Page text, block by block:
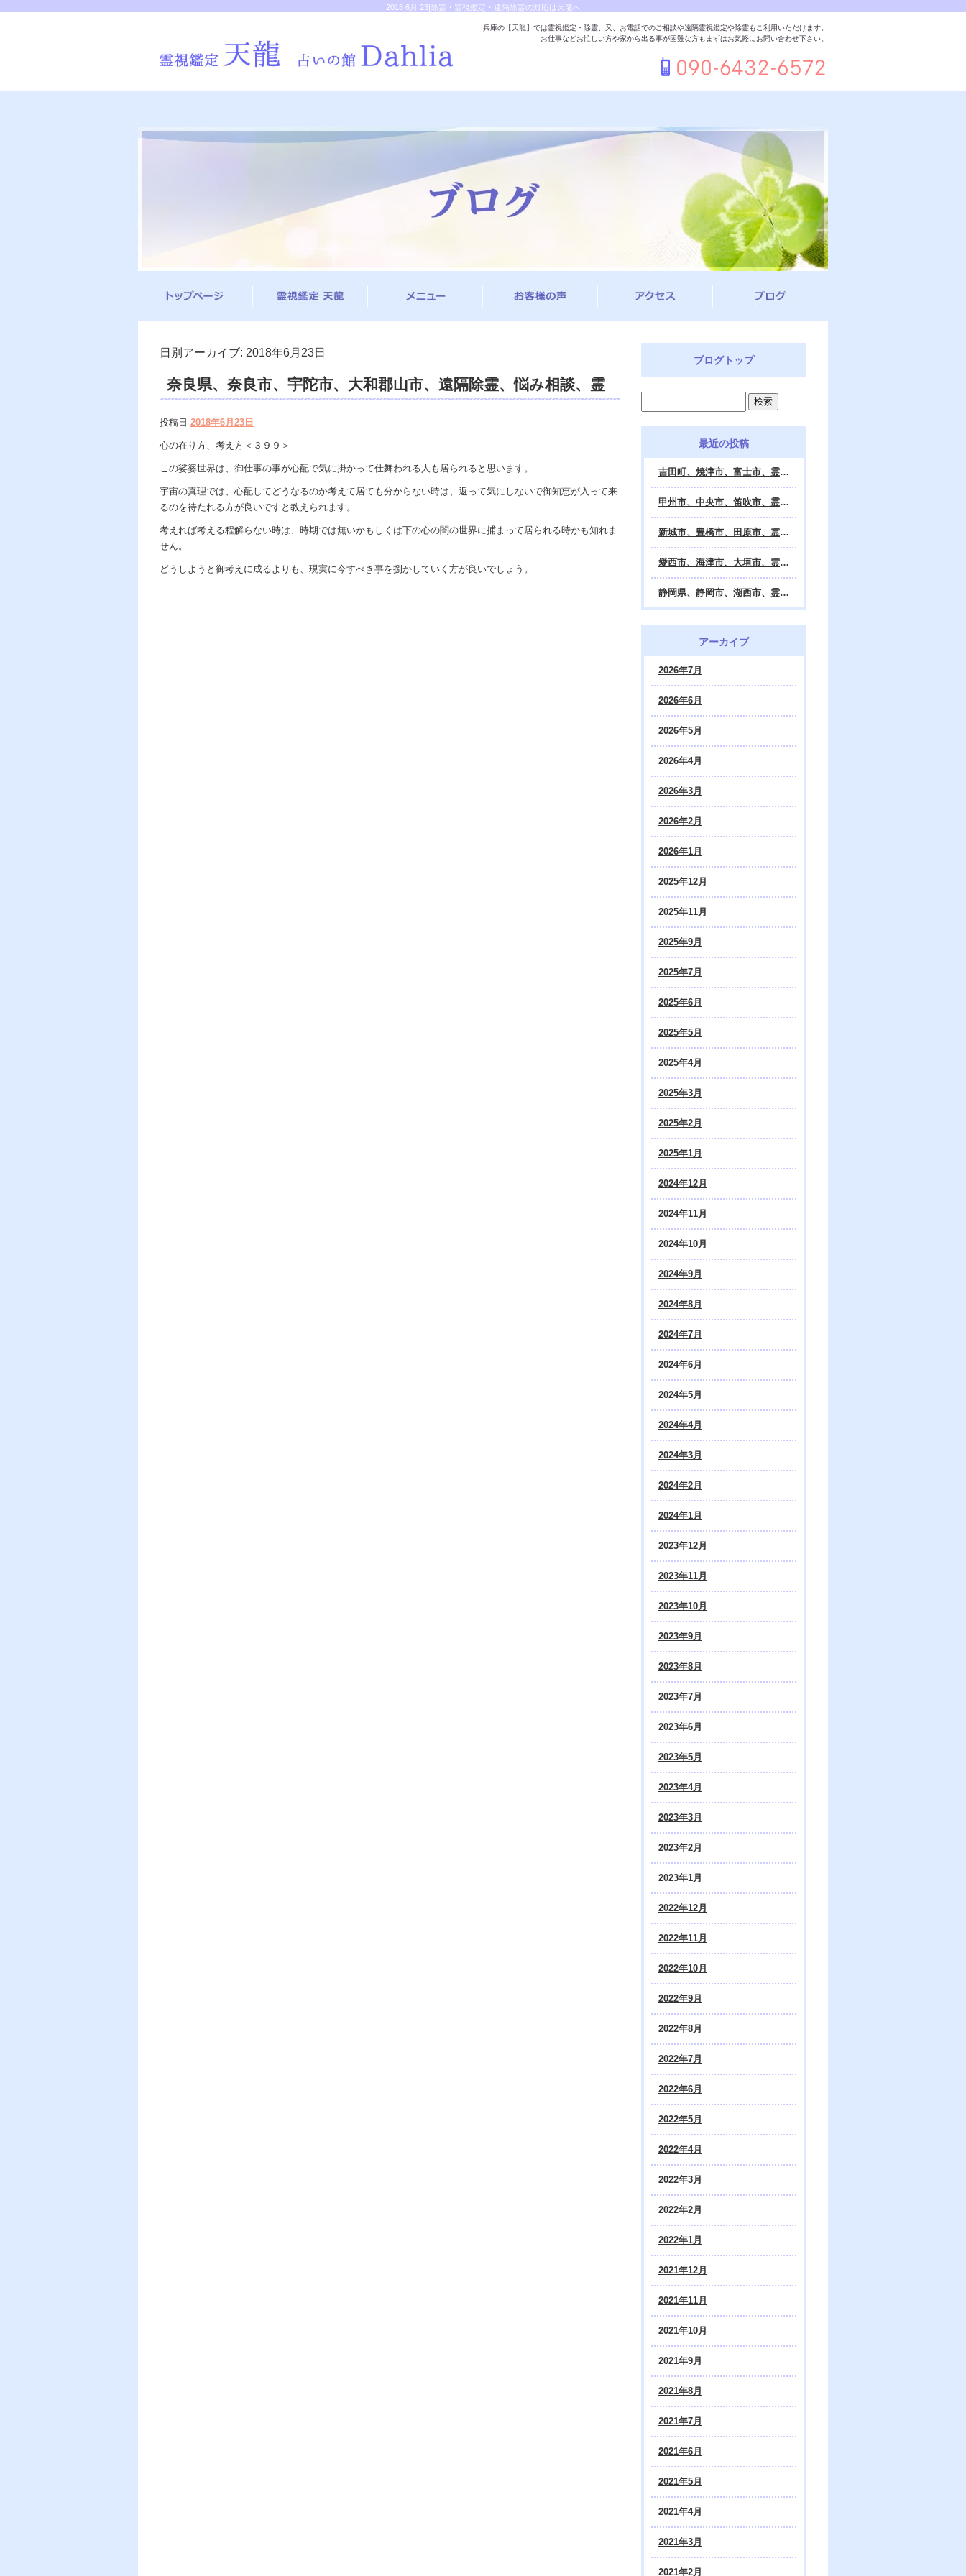
2018 6月 23|除霊・霊視鑑定・遠隔除霊の対応は天龍へ
兵庫の【天龍】では霊視鑑定・除霊、又、お電話でのご相談や遠隔霊視鑑定や除霊もご利用いただけます。
お仕事などお忙しい方や家から出る事が困難な方もまずはお気軽にお問い合わせ下さい。
日別アーカイブ: 2018年6月23日
奈良県、奈良市、宇陀市、大和郡山市、遠隔除霊、悩み相談、霊
投稿日 2018年6月23日
心の在り方、考え方＜３９９＞
この娑婆世界は、御仕事の事が心配で気に掛かって仕舞われる人も居られると思います。
宇宙の真理では、心配してどうなるのか考えて居ても分からない時は、返って気にしないで御知恵が入って来
るのを待たれる方が良いですと教えられます。
考えれば考える程解らない時は、時期では無いかもしくは下の心の闇の世界に捕まって居られる時かも知れま
せん。
どうしようと御考えに成るよりも、現実に今すべき事を捌かしていく方が良いでしょう。
ブログトップ
最近の投稿
吉田町、焼津市、富士市、霊視鑑定 天龍・占いの館 Dahlia、対面・電話・オンライン鑑定、除霊、霊視鑑定、遠隔 除霊 口コミ、浄霊、交霊、祈祷、御祓い、四柱推命、姓名判断・九星気学・易・タロット・手相・数秘術・動物占い・姓名学・命運鑑定、開運、不安・苦痛・恐怖、悩み相談、スピリチュアルカウンセラー、ヒーリング、霊気治療、霊能力者、霊媒師、天龍知裕著、幸せを求めて、天の神様 VS 地獄の神様、宇宙の真理で未来は希望の光、この世で天国 あの世で天国、天龍知裕ブログ。
甲州市、中央市、笛吹市、霊視鑑定 天龍・占いの館 Dahlia、対面・電話・オンライン鑑定、除霊、霊視鑑定、遠隔 除霊 口コミ、浄霊、交霊、祈祷、御祓い、四柱推命、姓名判断・九星気学・易・タロット・手相・数秘術・動物占い・姓名学・命運鑑定、開運、不安・苦痛・恐怖、悩み相談、スピリチュアルカウンセラー、ヒーリング、霊気治療、霊能力者、霊媒師、天龍知裕著、幸せを求めて、天の神様 VS 地獄の神様、宇宙の真理で未来は希望の光、この世で天国 あの世で天国、天龍知裕ブログ。
新城市、豊橋市、田原市、霊視鑑定 天龍・占いの館 Dahlia、対面・電話・オンライン鑑定、除霊、霊視鑑定、遠隔 除霊 口コミ、浄霊、交霊、祈祷、御祓い、四柱推命、姓名判断・九星気学・易・タロット・手相・数秘術・動物占い・姓名学・命運鑑定、開運、不安・苦痛・恐怖、悩み相談、スピリチュアルカウンセラー、ヒーリング、霊能力者、霊媒師、天龍知裕著、幸せを求めて、天の神様 VS 地獄の神様、宇宙の真理で未来は希望の光、この世で天国 あの世で天国、天龍知裕ブログ。
愛西市、海津市、大垣市、霊視鑑定 天龍・占いの館 Dahlia、対面・電話・オンライン鑑定、遠隔 除霊 口コミ、浄霊、交霊、祈祷、御祓い、四柱推命、姓名判断・九星気学・易・タロット・手相・数秘術・動物占い・姓名学・命運鑑定、開運、不安・苦痛・恐怖、悩み相談、スピリチュアルカウンセラー、ヒーリング、霊能力者、霊媒師、天龍知裕著、幸せを求めて、天の神様 VS 地獄の神様、宇宙の真理で未来は希望の光、この世で天国 あの世で天国、天龍知裕ブログ。
静岡県、静岡市、湖西市、霊視鑑定 天龍・占いの館 Dahlia、対面・電話・オンライン鑑定、除霊、霊視鑑定、遠隔 除霊 口コミ、浄霊、交霊、祈祷、御祓い、四柱推命、姓名判断・九星気学・易・タロット・手相・数秘術・動物占い・姓名学・命運鑑定、開運、不安・苦痛・恐怖、悩み相談、スピリチュアルカウンセラー、ヒーリング、霊気治療、霊能力者、霊媒師、天龍知裕著、幸せを求めて、天の神様 VS 地獄の神様、宇宙の真理で未来は希望の光、この世で天国 あの世で天国、天龍知裕ブログ。
アーカイブ
2026年7月
2026年6月
2026年5月
2026年4月
2026年3月
2026年2月
2026年1月
2025年12月
2025年11月
2025年9月
2025年7月
2025年6月
2025年5月
2025年4月
2025年3月
2025年2月
2025年1月
2024年12月
2024年11月
2024年10月
2024年9月
2024年8月
2024年7月
2024年6月
2024年5月
2024年4月
2024年3月
2024年2月
2024年1月
2023年12月
2023年11月
2023年10月
2023年9月
2023年8月
2023年7月
2023年6月
2023年5月
2023年4月
2023年3月
2023年2月
2023年1月
2022年12月
2022年11月
2022年10月
2022年9月
2022年8月
2022年7月
2022年6月
2022年5月
2022年4月
2022年3月
2022年2月
2022年1月
2021年12月
2021年11月
2021年10月
2021年9月
2021年8月
2021年7月
2021年6月
2021年5月
2021年4月
2021年3月
2021年2月